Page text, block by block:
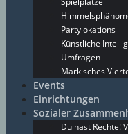
Partylokations
Künstliche
Umfragen
Märkisches
Events
Einrichtungen
Sozialer
Du hast Rechte!